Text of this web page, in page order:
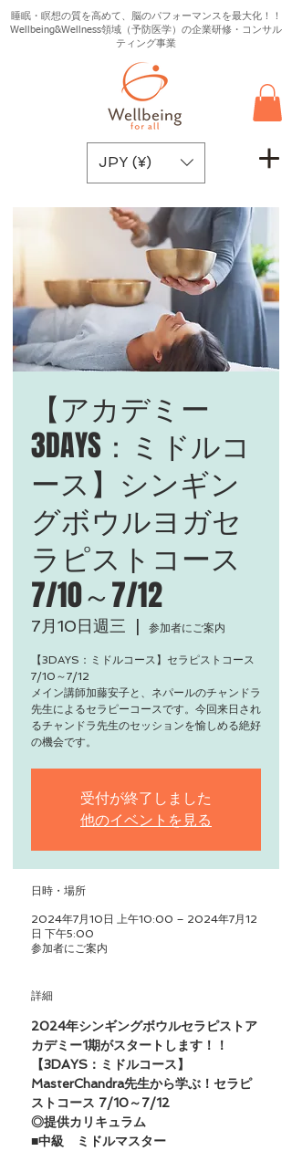
睡眠・瞑想の質を高めて、脳のパフォーマンスを最大化！！
Wellbeing&Wellness領域（予防医学）の企業研修・コンサル
ティング事業
JPY (¥)
【アカデミー
3DAYS：ミドルコ
ース】シンギン
グボウルヨガセ
ラピストコース
7/10～7/12
7月10日週三
  |
参加者にご案内
【3DAYS：ミドルコース】セラピストコース
7/10～7/12
メイン講師加藤安子と、ネパールのチャンドラ
先生によるセラピーコースです。今回来日され
るチャンドラ先生のセッションを愉しめる絶好
の機会です。
受付が終了しました
他のイベントを見る
日時・場所
2024年7月10日 上午10:00 – 2024年7月12
日 下午5:00
参加者にご案内
詳細
2024年シンギングボウルセラピストア
カデミー1期がスタートします！！
【3DAYS：ミドルコース】
MasterChandra先生から学ぶ！セラピ
ストコース 7/10～7/12
◎提供カリキュラム
■中級　ミドル​マスター